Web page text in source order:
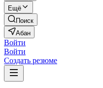
Ещё
Поиск
Абан
Войти
Войти
Создать резюме